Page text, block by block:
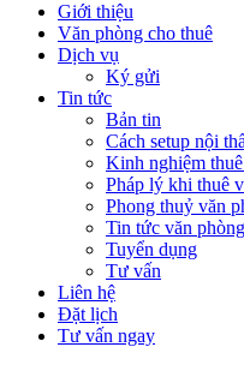
Giới thiệu
Văn phòng cho thuê
Dịch vụ
Ký gửi
Tin tức
Bản tin
Cách setup nội
Kinh nghiệm
Pháp lý khi thuê
Phong thuỷ văn
Tin tức văn phòng
Tuyển dụng
Tư vấn
Liên hệ
Đặt lịch
Tư vấn ngay